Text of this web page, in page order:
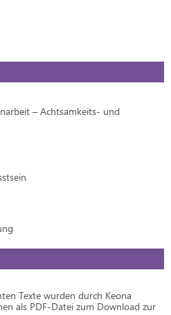
– Achtsamkeits- und
Texte wurden durch Keona
als PDF-Datei zum Download zur